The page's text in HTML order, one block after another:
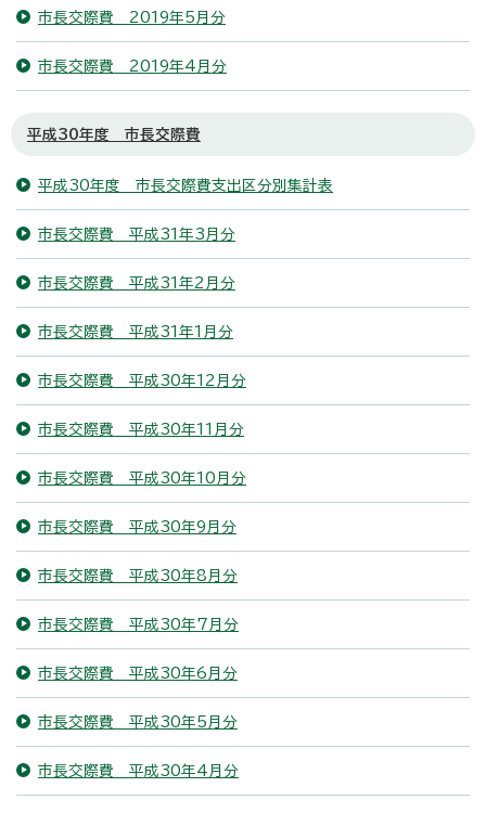
市長交際費 2019年5月分
市長交際費 2019年4月分
平成30年度 市長交際費
平成30年度 市長交際費支出区分別集計表
市長交際費 平成31年3月分
市長交際費 平成31年2月分
市長交際費 平成31年1月分
市長交際費 平成30年12月分
市長交際費 平成30年11月分
市長交際費 平成30年10月分
市長交際費 平成30年9月分
市長交際費 平成30年8月分
市長交際費 平成30年7月分
市長交際費 平成30年6月分
市長交際費 平成30年5月分
市長交際費 平成30年4月分